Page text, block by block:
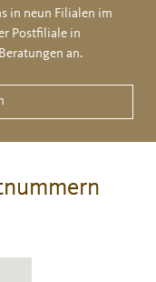
in neun Filialen im
Postfiliale in
an.